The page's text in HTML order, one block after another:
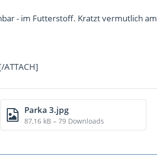
- im Futterstoff. Kratzt vermutlich am
Parka 3.jpg
87,16 kB – 79 Downloads